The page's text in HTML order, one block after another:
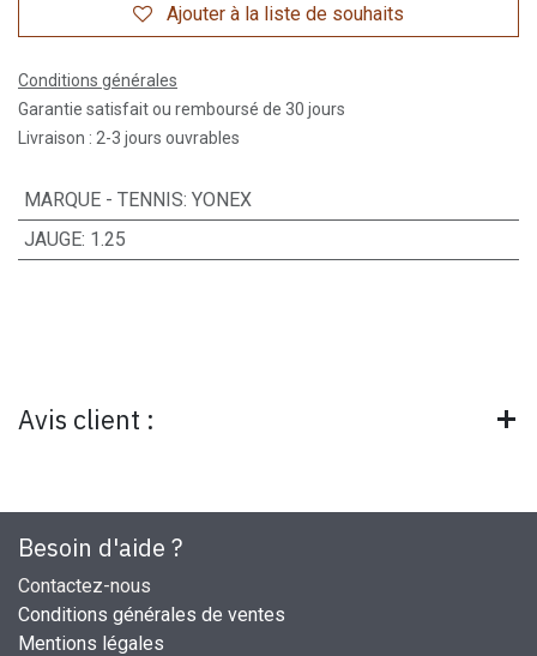
Ajouter à la liste de souhaits
Conditions générales
Garantie satisfait ou remboursé de 30 jours
Livraison : 2-3 jours ouvrables
MARQUE - TENNIS: YONEX
JAUGE: 1.25
Avis client :
Besoin d'aide ?
Contactez-nous
Conditions générales de ventes
Mentions légales